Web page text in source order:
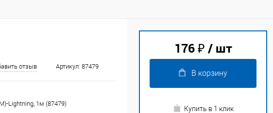
отзыв Артикул: 87479
Lightning, 1м (87479)
176 ₽ / шт
В корзину
Купить в 1 клик